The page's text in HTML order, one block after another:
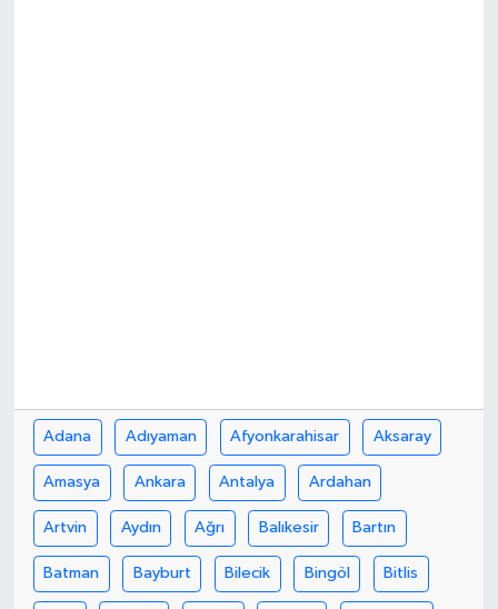
Adana Adıyaman Afyonkarahisar Aksaray
Amasya Ankara Antalya Ardahan
Artvin Aydın Ağrı Balıkesir Bartın
Batman Bayburt Bilecik Bingöl Bitlis